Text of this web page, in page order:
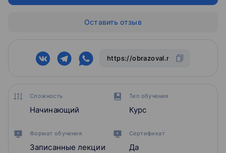
Сложность
Начинающий
Тип обучения
Курс
Формат обучения
Записанные лекции
Сертификат
Да
Оставить отзыв